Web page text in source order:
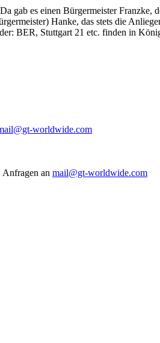
gab es einen Bürgermeister Franzke,
Hanke, das stets die
BER, Stuttgart 21 etc. finden in
worldwide.com
an mail@gt-worldwide.com